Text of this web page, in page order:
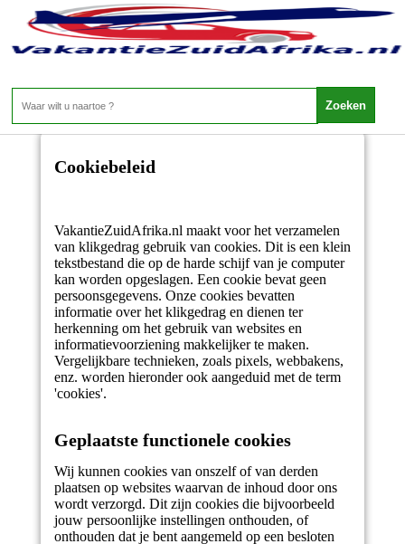
?>
Cookiebeleid
VakantieZuidAfrika.nl maakt voor het verzamelen
van klikgedrag gebruik van cookies. Dit is een klein
tekstbestand die op de harde schijf van je computer
kan worden opgeslagen. Een cookie bevat geen
persoonsgegevens. Onze cookies bevatten
informatie over het klikgedrag en dienen ter
herkenning om het gebruik van websites en
informatievoorziening makkelijker te maken.
Vergelijkbare technieken, zoals pixels, webbakens,
enz. worden hieronder ook aangeduid met de term
'cookies'.
Geplaatste functionele cookies
Wij kunnen cookies van onszelf of van derden
plaatsen op websites waarvan de inhoud door ons
wordt verzorgd. Dit zijn cookies die bijvoorbeeld
jouw persoonlijke instellingen onthouden, of
onthouden dat je bent aangemeld op een besloten